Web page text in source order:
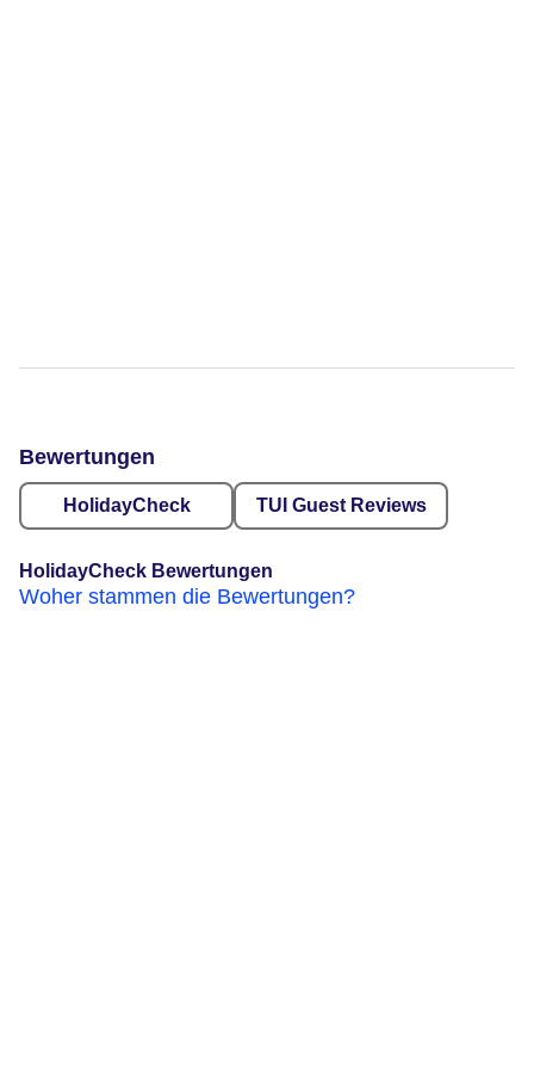
Bewertungen
HolidayCheck TUI Guest Reviews
HolidayCheck Bewertungen
Woher stammen die Bewertungen?